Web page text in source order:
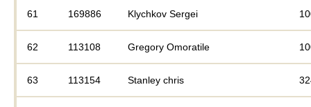
61 169886 Klychkov Sergei
62 113108 Gregory Omoratile
63 113154 Stanley chris